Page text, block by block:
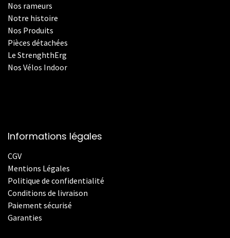
Nos rameurs
Notre histoire
Nos Produits
Pièces détachées
Le StrenghthErg
Nos Vélos Indoor
Informations légales
CGV
Mentions Légales
Politique de confidentialité
Conditions de livraison
Paiement sécurisé
Garanties